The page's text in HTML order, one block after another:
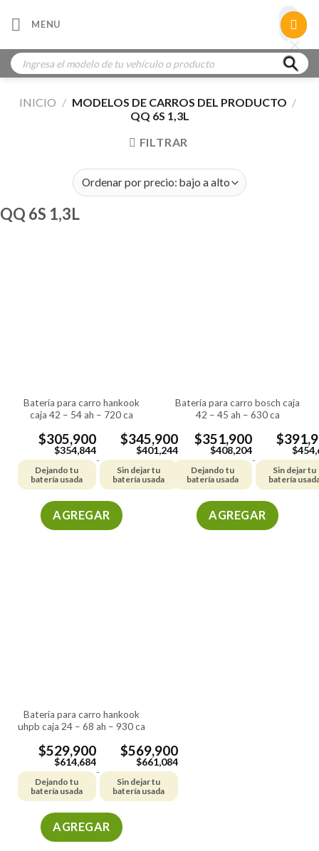
MENU
Búsqueda
de
productos
INICIO / MODELOS DE CARROS DEL PRODUCTO /
QQ 6S 1,3L
FILTRAR
QQ 6S 1,3L
batería para carro hankook
caja 42 – 54 ah – 720 ca
$305,900
$354,844
Dejando tu
batería usada
-
$345,900
$401,244
Sin dejar tu
batería usada
AGREGAR
página
de
producto
batería para carro bosch caja
42 – 45 ah – 630 ca
$351,900
$408,204
Dejando tu
batería usada
-
$
$
Sin dejar tu
batería
AGREGAR
batería para carro hankook
uhpb caja 24 – 68 ah – 930 ca
$529,900
$614,684
Dejando tu
batería usada
-
$569,900
$661,084
Sin dejar tu
batería usada
AGREGAR
×
×
×